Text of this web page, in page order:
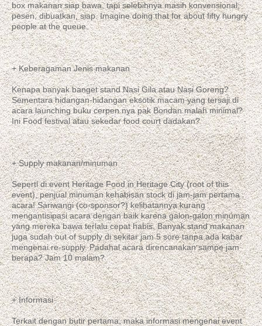
box makanan siap bawa, tapi selebihnya masih konvensional;
pesen, dibuatkan, siap. Imagine doing that for about fifty hungry
people at the queue.
+ Keberagaman Jenis makanan
Kenapa banyak banget stand Nasi Gila atau Nasi Goreng?
Sementara hidangan-hidangan eksotik macam yang tersaji di
acara launching buku cerpen nya pak Bondan malah minimal?
Ini Food festival atau sekedar food court dadakan?
+ Supply makanan/minuman
Seperti di event Heritage Food in Heritage City (root of this
event), penjual minuman kehabisan stock di jam-jam pertama
acara! Sariwangi (co-sponsor?) kelihatannya kurang
mengantisipasi acara dengan baik karena galon-galon minuman
yang mereka bawa terlalu cepat habis. Banyak stand makanan
juga sudah out of supply di sekitar jam 5 sore tanpa ada kabar
mengenai re-supply. Padahal acara direncanakan sampe jam
berapa? Jam 10 malam?
+ Informasi
Terkait dengan butir pertama, maka informasi mengenai event